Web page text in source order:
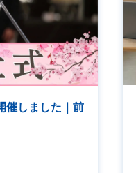
催しました｜前